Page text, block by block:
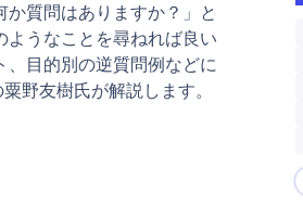
質問はありますか？」と
ようなことを尋ねれば良い
目的別の逆質問例などに
野友樹氏が解説します。